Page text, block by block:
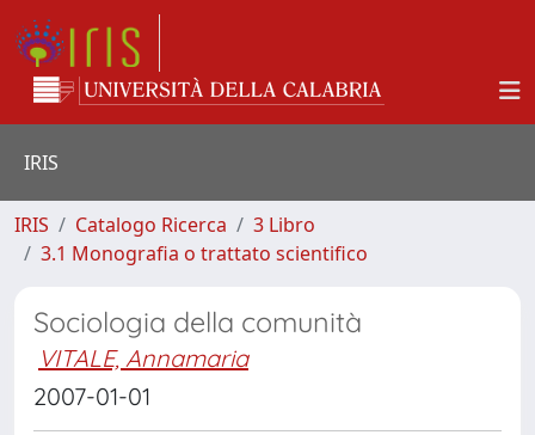
IRIS
IRIS Catalogo Ricerca
3 Libro
3.1 Monografia o trattato scientifico
Sociologia della comunità
VITALE, Annamaria
2007-01-01